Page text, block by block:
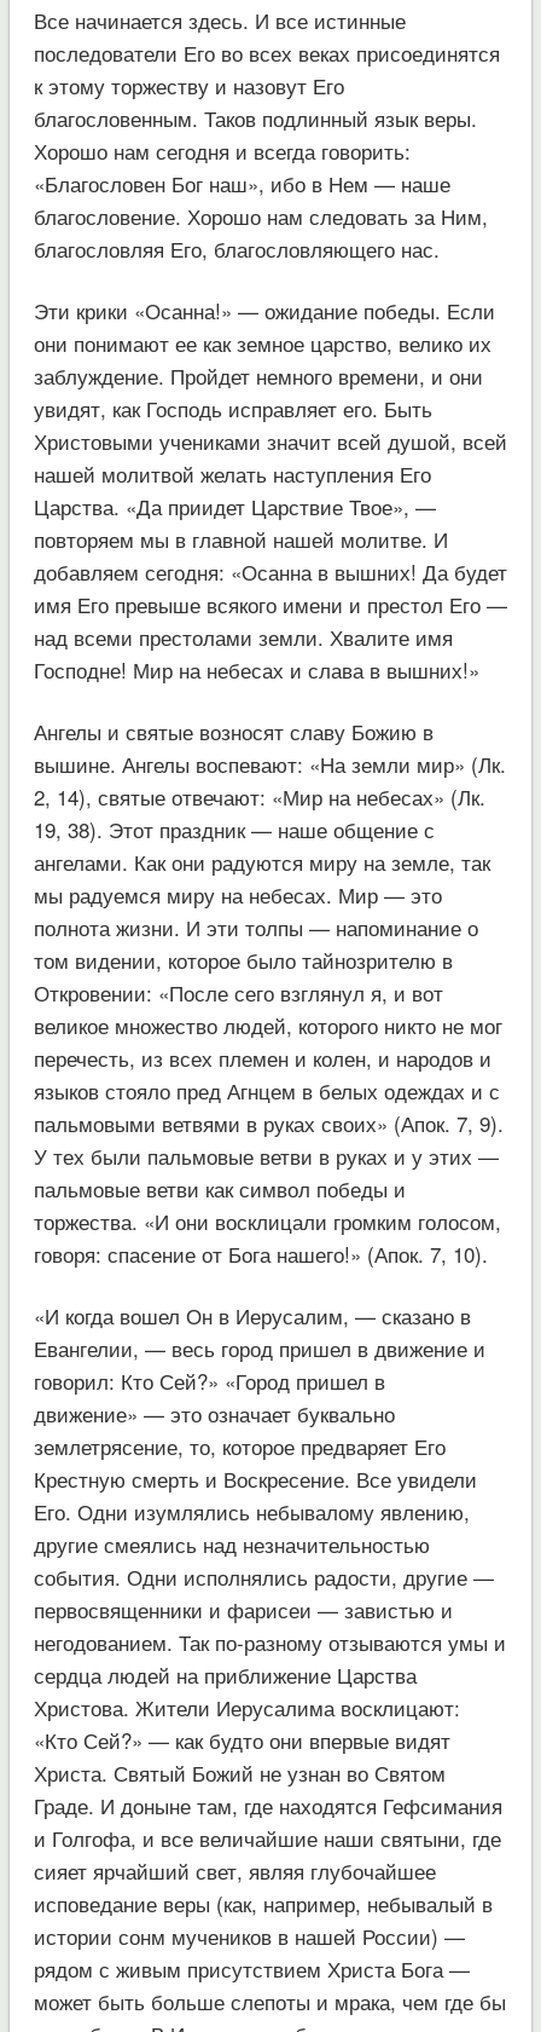
Все начинается здесь. И все истинные
последователи Его во всех веках присоединятся
к этому торжеству и назовут Его
благословенным. Таков подлинный язык веры.
Хорошо нам сегодня и всегда говорить:
«Благословен Бог наш», ибо в Нем — наше
благословение. Хорошо нам следовать за Ним,
благословляя Его, благословляющего нас.
Эти крики «Осанна!» — ожидание победы. Если
они понимают ее как земное царство, велико их
заблуждение. Пройдет немного времени, и они
увидят, как Господь исправляет его. Быть
Христовыми учениками значит всей душой, всей
нашей молитвой желать наступления Его
Царства. «Да приидет Царствие Твое», —
повторяем мы в главной нашей молитве. И
добавляем сегодня: «Осанна в вышних! Да будет
имя Его превыше всякого имени и престол Его —
над всеми престолами земли. Хвалите имя
Господне! Мир на небесах и слава в вышних!»
Ангелы и святые возносят славу Божию в
вышине. Ангелы воспевают: «На земли мир» (Лк.
2, 14), святые отвечают: «Мир на небесах» (Лк.
19, 38). Этот праздник — наше общение с
ангелами. Как они радуются миру на земле, так
мы радуемся миру на небесах. Мир — это
полнота жизни. И эти толпы — напоминание о
том видении, которое было тайнозрителю в
Откровении: «После сего взглянул я, и вот
великое множество людей, которого никто не мог
перечесть, из всех племен и колен, и народов и
языков стояло пред Агнцем в белых одеждах и с
пальмовыми ветвями в руках своих» (Апок. 7, 9).
У тех были пальмовые ветви в руках и у этих —
пальмовые ветви как символ победы и
торжества. «И они восклицали громким голосом,
говоря: спасение от Бога нашего!» (Апок. 7, 10).
«И когда вошел Он в Иерусалим, — сказано в
Евангелии, — весь город пришел в движение и
говорил: Кто Сей?» «Город пришел в
движение» — это означает буквально
землетрясение, то, которое предваряет Его
Крестную смерть и Воскресение. Все увидели
Его. Одни изумлялись небывалому явлению,
другие смеялись над незначительностью
события. Одни исполнялись радости, другие —
первосвященники и фарисеи — завистью и
негодованием. Так по-разному отзываются умы и
сердца людей на приближение Царства
Христова. Жители Иерусалима восклицают:
«Кто Сей?» — как будто они впервые видят
Христа. Святый Божий не узнан во Святом
Граде. И доныне там, где находятся Гефсимания
и Голгофа, и все величайшие наши святыни, где
сияет ярчайший свет, являя глубочайшее
исповедание веры (как, например, небывалый в
истории сонм мучеников в нашей России) —
рядом с живым присутствием Христа Бога —
может быть больше слепоты и мрака, чем где бы